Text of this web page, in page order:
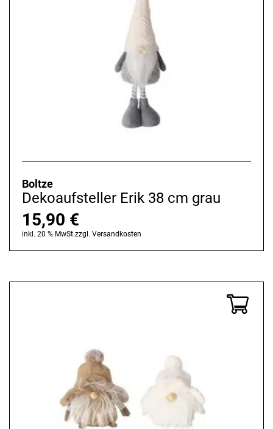
Boltze
Dekoaufsteller Erik 38 cm grau
15,90 €
inkl. 20 % MwSt.zzgl. Versandkosten